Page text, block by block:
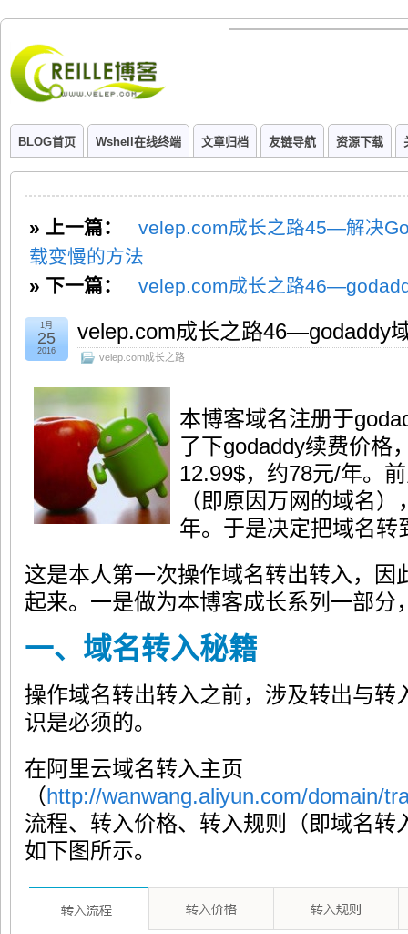
BLOG首页 Wshell在线终端 文章归档 友链导航 资源下载
» 上一篇：
velep.com成长之路45—解决
载变慢的方法
» 下一篇：
velep.com成长之路
velep.com成长之路46—godaddy
velep.com成长之路
1月
25
2016
本博客域名注册于
了下godaddy续费价格
12.99$，约78元/年。
（即原因万网的域名
年。于是决定把域名转
这是本人第一次操作域名转出转入，因
起来。一是做为本博客成长系列一部分
一、域名转入秘籍
操作域名转出转入之前，涉及转出与转
识是必须的。
在阿里云域名转入主页
（http://wanwang.aliyun.com/domain/
流程、转入价格、转入规则（即域名转
如下图所示。